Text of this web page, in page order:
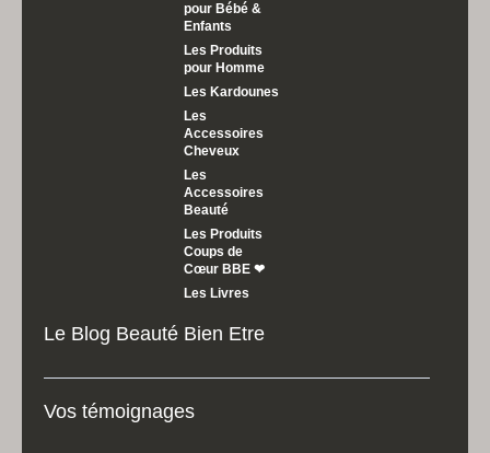
pour Bébé &
Enfants
Les Produits
pour Homme
Les Kardounes
Les
Accessoires
Cheveux
Les
Accessoires
Beauté
Les Produits
Coups de
Cœur BBE ❤
Les Livres
Le Blog Beauté Bien Etre
Vos témoignages